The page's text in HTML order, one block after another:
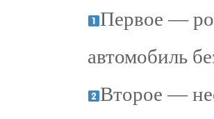
Первое —
автомобиль
Второе —